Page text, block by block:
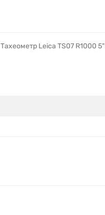
Тахеометр Leica TS07 R1000 5"